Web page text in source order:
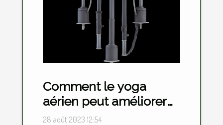
Comment le yoga
aérien peut améliorer
votre posture et
28 août 2023 12:54